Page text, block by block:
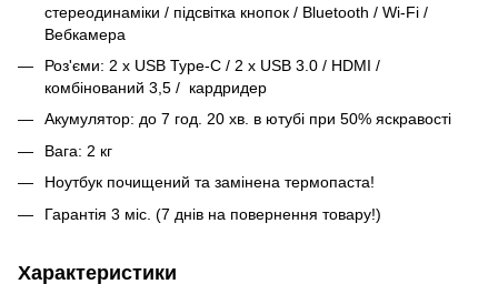
стереодинаміки / підсвітка кнопок / Bluetooth / Wi-Fi /
Вебкамера
Роз'єми: 2 x USB Type-C / 2 x USB 3.0 / HDMI /
комбінований 3,5 / кардридер
Акумулятор: до 7 год. 20 хв. в ютубі при 50% яскравості
Вага: 2 кг
Ноутбук почищений та замінена термопаста!
Гарантія 3 міс. (7 днів на повернення товару!)
Характеристики